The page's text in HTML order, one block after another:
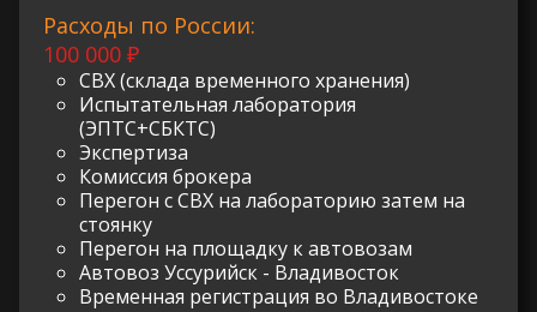
Расходы по России:
100 000 ₽
СВХ (склада временного хранения)
Испытательная лаборатория
(ЭПТС+СБКТС)
Экспертиза
Комиссия брокера
Перегон с СВХ на лабораторию затем на
стоянку
Перегон на площадку к автовозам
Автовоз Уссурийск - Владивосток
Временная регистрация во Владивостоке